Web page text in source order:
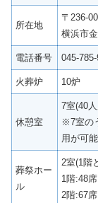
所在地
〒236-
横浜市
電話番号 045-
火葬炉 10炉
休憩室
7室(40
※7室の
用が可能
葬祭ホー
ル
2室(1階
1階:48席
2階:67席